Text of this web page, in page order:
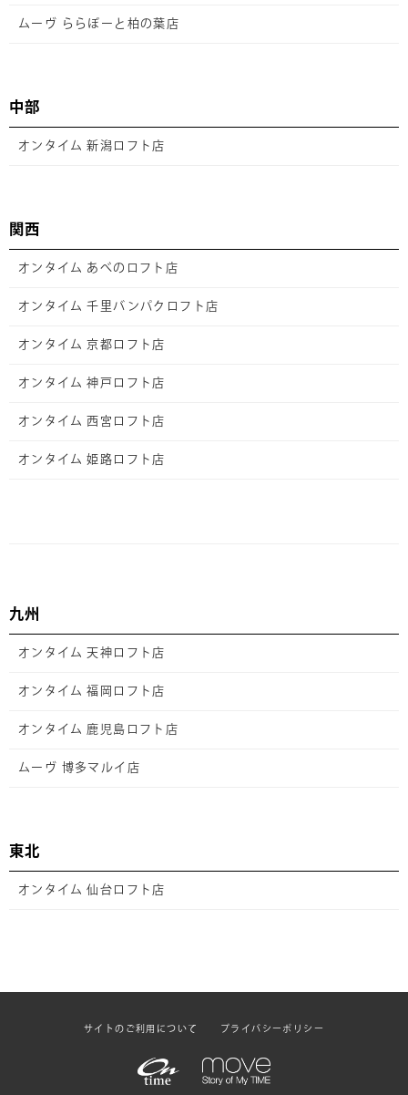
ムーヴ ららぽーと柏の葉店
中部
オンタイム 新潟ロフト店
関西
オンタイム あべのロフト店
オンタイム 千里バンパクロフト店
オンタイム 京都ロフト店
オンタイム 神戸ロフト店
オンタイム 西宮ロフト店
オンタイム 姫路ロフト店
九州
オンタイム 天神ロフト店
オンタイム 福岡ロフト店
オンタイム 鹿児島ロフト店
ムーヴ 博多マルイ店
東北
オンタイム 仙台ロフト店
サイトのご利用について プライバシーポリシー